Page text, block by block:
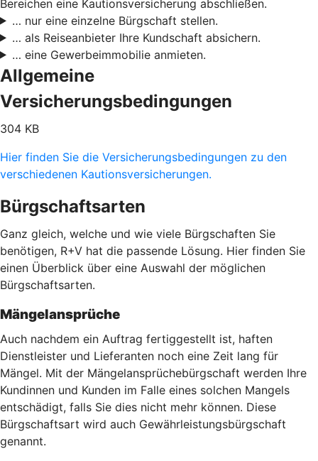
Bereichen eine Kautionsversicherung abschließen.
… nur eine einzelne Bürgschaft stellen.
… als Reiseanbieter Ihre Kundschaft absichern.
… eine Gewerbeimmobilie anmieten.
Allgemeine
Versicherungsbedingungen
304 KB
Hier finden Sie die Versicherungsbedingungen zu den
verschiedenen Kautionsversicherungen.
Bürgschaftsarten
Ganz gleich, welche und wie viele Bürgschaften Sie
benötigen, R+V hat die passende Lösung. Hier finden Sie
einen Überblick über eine Auswahl der möglichen
Bürgschaftsarten.
Mängelansprüche
Auch nachdem ein Auftrag fertiggestellt ist, haften
Dienstleister und Lieferanten noch eine Zeit lang für
Mängel. Mit der Mängelansprüchebürgschaft werden Ihre
Kundinnen und Kunden im Falle eines solchen Mangels
entschädigt, falls Sie dies nicht mehr können. Diese
Bürgschaftsart wird auch Gewährleistungsbürgschaft
genannt.